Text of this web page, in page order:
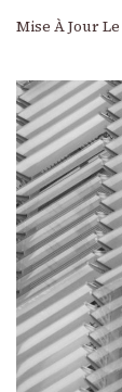
Mise À Jour Le